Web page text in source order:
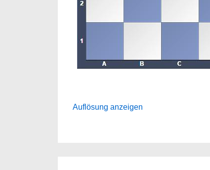
Auflösung anzeigen